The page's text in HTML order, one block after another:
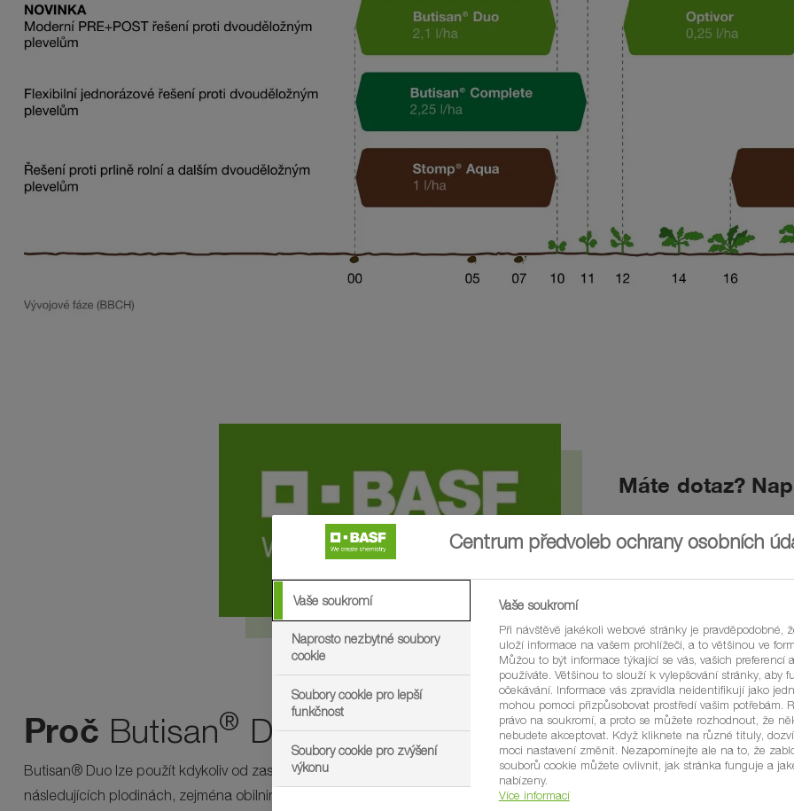
Máte dotaz?
KONTAKTY
Proč Butisan® Duo?
Butisan® Duo lze použít kdykoliv od zasetí, přes fázi klíčení až po plně vyvinuté pravé listy na všech typech půd. Je k
následujících plodinách, zejména obilninách.
Centrum předvoleb ochrany osobních
Vaše soukromí
Naprosto nezbytné soubory
cookie
Soubory cookie pro lepší
funkčnost
Soubory cookie pro zvýšení
výkonu
Vaše soukromí
Při návštěvě jakékoli webové stránky je pravděpodobné,
uloží informace na vašem prohlížeči, a to většinou ve
Můžou to být informace týkající se vás, vašich preferencí
používáte. Většinou to slouží k vylepšování stránky, aby
očekávání. Informace vás zpravidla neidentifikují jako
mohou pomoci přizpůsobovat prostředí vašim potřebám.
právo na soukromí, a proto se můžete rozhodnout, že
nebudete akceptovat. Když kliknete na různé tituly,
moci nastavení změnit. Nezapomínejte ale na to, že
souborů cookie můžete ovlivnit, jak stránka funguje a
nabízeny.
Více informací